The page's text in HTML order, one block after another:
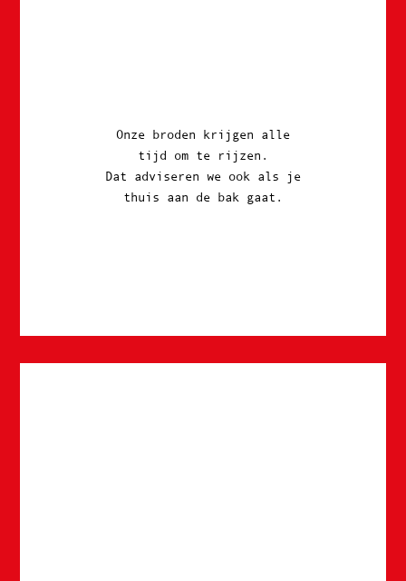
Onze broden krijgen alle
tijd om te rijzen.
Dat adviseren we ook als je
thuis aan de bak gaat.